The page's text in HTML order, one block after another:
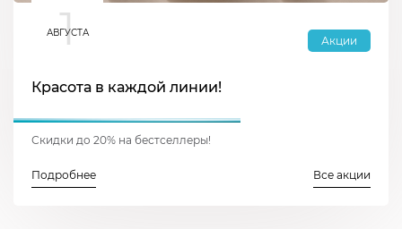
1
АВГУСТА
Акции
Красота в каждой линии!
Скидки до 20% на бестселлеры!
Подробнее Все акции